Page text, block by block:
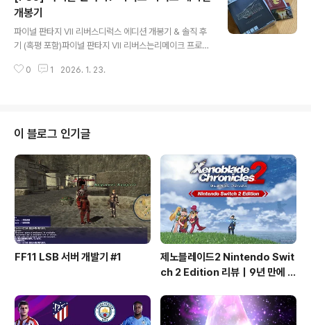
스 반쪽을 붙인 구조인데디자인 자체는 나쁘지 않지만 완
성된 휴대기기라는 느낌은 부족합니다.특히 문제는 무게와
무게 중심입니다.3. 무게 – 스위치2보다 체감상 더 무겁다
PS 포탈( 529g )은 실제 사용 시 스위치2( 534g )보다
체감 무게가 더 큽니다.화면과 컨트롤러 일체형 구조무게
개봉기
파이널 판타지 VII 리버스디럭스 에디션 개봉기 & 솔직 후
기 (혹평 포함)파이널 판타지 VII 리버스는리메이크 프로젝
까지 바꿀 수 있는가”를 스스로 시험한 결과물이다.이번 리
VII 리버스 게임 디스크전용 디럭스 박스미니 아트북스틸
북 케이스특전 카드 및 소소한 굿즈패키지 완성도 자체는
준수하다.박스 디자인과 스틸북은 FF7 특유의 무게감 있
는 분위기를 잘 살렸고,소장용으로는 무난한 구성이다.다
만 “디럭스”라는 이름에 비해구성 자체가 아주 특별하다고
느껴지지는 않는다.전투와 시스템 –..
0 1 2026. 1. 23.
이 블로그 인기글
FF11 LSB 서버 개발기 #1
제노블레이드2 Nintendo Swit
ch 2 Edition 리뷰｜9년 만에 완